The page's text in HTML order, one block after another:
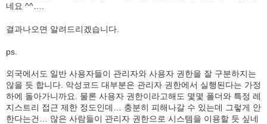
네요 ^^….
결과나오면 알려드리겠습니다.
ps.
외국에서도 일반 사용자들이 관리자와 사용자 권한을 잘 구분하지는
않을 듯 합니다. 악성코드 대부분은 관리자 권한에서 실행된다는 가정
하에 돌아가니까요. 물론 사용자 권한이라고해도 몇몇 폴더와 특정 레
지스트리 접근 제한 정도인데… 충분히 피해나갈 수 있는데 그렇게 안
한다는건… 많은 사람들이 관리자 권한으로 시스템을 이용할 듯 싶네